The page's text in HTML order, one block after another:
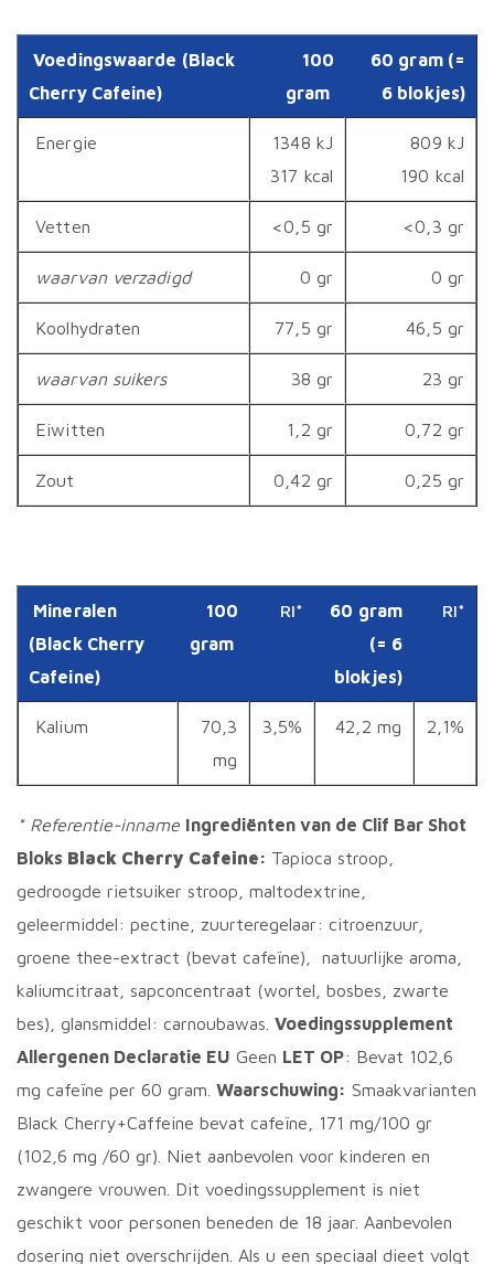
Voedingswaarde (Black
Cherry Cafeine)
100
gram
60 gram (=
6 blokjes)
Energie
1348 kJ
317 kcal
809 kJ
190 kcal
Vetten <0,5 gr <0,3 gr
waarvan verzadigd 0 gr 0 gr
Koolhydraten 77,5 gr 46,5 gr
waarvan suikers 38 gr 23 gr
Eiwitten 1,2 gr 0,72 gr
Zout 0,42 gr 0,25 gr
Mineralen
(Black Cherry
Cafeine)
100
gram
RI*
60 gram
(= 6
blokjes)
RI*
Kalium
70,3
mg
3,5% 42,2 mg 2,1%
* Referentie-inname Ingrediënten van de Clif Bar Shot
Bloks Black Cherry Cafeine: Tapioca stroop,
gedroogde rietsuiker stroop, maltodextrine,
geleermiddel: pectine, zuurteregelaar: citroenzuur,
groene thee-extract (bevat cafeïne), natuurlijke aroma,
kaliumcitraat, sapconcentraat (wortel, bosbes, zwarte
bes), glansmiddel: carnoubawas. Voedingssupplement
Allergenen Declaratie EU Geen LET OP: Bevat 102,6
mg cafeïne per 60 gram. Waarschuwing: Smaakvarianten
Black Cherry+Caffeine bevat cafeïne, 171 mg/100 gr
(102,6 mg /60 gr). Niet aanbevolen voor kinderen en
zwangere vrouwen. Dit voedingssupplement is niet
geschikt voor personen beneden de 18 jaar. Aanbevolen
dosering niet overschrijden. Als u een speciaal dieet volgt